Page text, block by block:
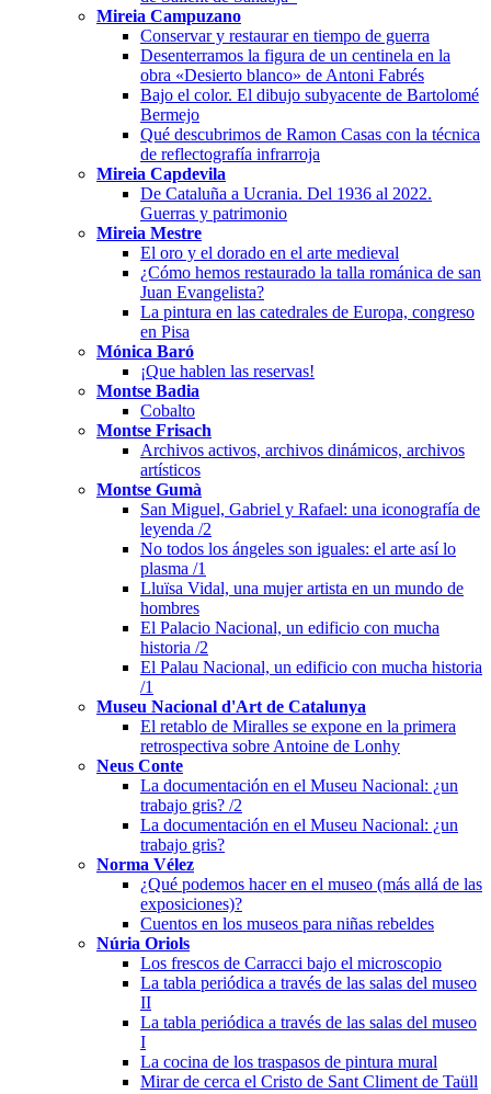
Mireia Campuzano
Conservar y restaurar en tiempo de guerra
Desenterramos la figura de un centinela en la
obra «Desierto blanco» de Antoni Fabrés
Bajo el color. El dibujo subyacente de Bartolomé
Bermejo
Qué descubrimos de Ramon Casas con la técnica
de reflectografía infrarroja
Mireia Capdevila
De Cataluña a Ucrania. Del 1936 al 2022.
Guerras y patrimonio
Mireia Mestre
El oro y el dorado en el arte medieval
¿Cómo hemos restaurado la talla románica de san
Juan Evangelista?
La pintura en las catedrales de Europa, congreso
en Pisa
Mónica Baró
¡Que hablen las reservas!
Montse Badia
Cobalto
Montse Frisach
Archivos activos, archivos dinámicos, archivos
artísticos
Montse Gumà
San Miguel, Gabriel y Rafael: una iconografía de
leyenda /2
No todos los ángeles son iguales: el arte así lo
plasma /1
Lluïsa Vidal, una mujer artista en un mundo de
hombres
El Palacio Nacional, un edificio con mucha
historia /2
El Palau Nacional, un edificio con mucha historia
/1
Museu Nacional d'Art de Catalunya
El retablo de Miralles se expone en la primera
retrospectiva sobre Antoine de Lonhy
Neus Conte
La documentación en el Museu Nacional: ¿un
trabajo gris? /2
La documentación en el Museu Nacional: ¿un
trabajo gris?
Norma Vélez
¿Qué podemos hacer en el museo (más allá de las
exposiciones)?
Cuentos en los museos para niñas rebeldes
Núria Oriols
Los frescos de Carracci bajo el microscopio
La tabla periódica a través de las salas del museo
II
La tabla periódica a través de las salas del museo
I
La cocina de los traspasos de pintura mural
Mirar de cerca el Cristo de Sant Climent de Taüll